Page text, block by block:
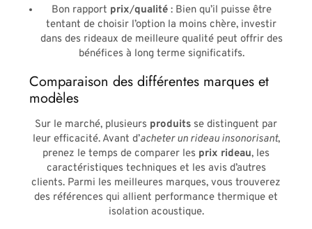
Bon rapport prix/qualité: Bien qu’il puisse être
tentant de choisir l’option la moins chère, investir
dans des rideaux de meilleure qualité peut offrir des
bénéfices à long terme significatifs.
Comparaison des différentes marques et
modèles
Sur le marché, plusieurs produits se distinguent par
leur efficacité. Avant d’acheter un rideau insonorisant,
prenez le temps de comparer les prix rideau, les
caractéristiques techniques et les avis d’autres
clients. Parmi les meilleures marques, vous trouverez
des références qui allient performance thermique et
isolation acoustique.